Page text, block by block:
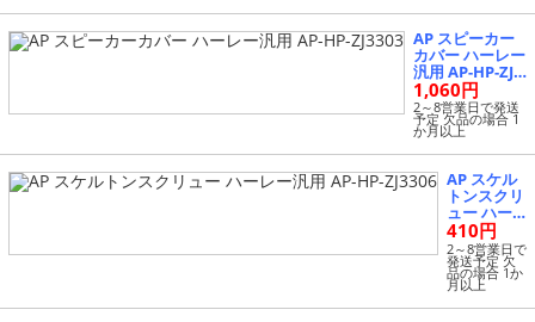
AP スピーカー
カバー ハーレー
汎用 AP-HP-ZJ3
303
1,060円
2～8営業日で発送
予定 欠品の場合 1
か月以上
AP スケル
トンスクリ
ュー ハー
レー汎用 A
P-HP-ZJ330
6
410円
2～8営業日で
発送予定 欠
品の場合 1か
月以上